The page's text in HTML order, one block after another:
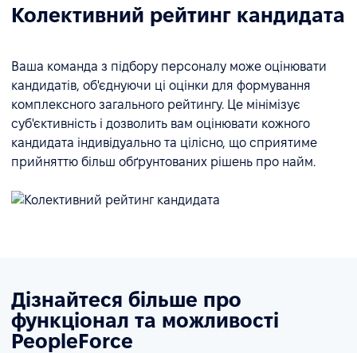
Колективний рейтинг кандидата
Ваша команда з підбору персоналу може оцінювати
кандидатів, об'єднуючи ці оцінки для формування
комплексного загального рейтингу. Це мінімізує
суб'єктивність і дозволить вам оцінювати кожного
кандидата індивідуально та цілісно, що сприятиме
прийняттю більш обґрунтованих рішень про найм.
Дізнайтеся більше про
функціонал та можливості
PeopleForce